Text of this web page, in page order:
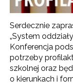
Serdecznie
„System
Konferencja
potrzeby
szkolnej oraz
o kierunkach i